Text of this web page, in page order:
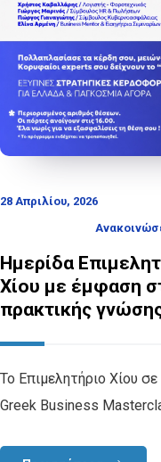
28 Απριλίου, 2026
Ημερίδα
Χίου με έμφαση
πρακτικής
Το Επιμελητήριο Χίου
Greek Business